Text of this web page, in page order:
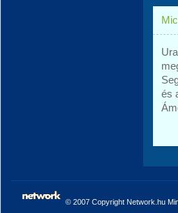
és
© 2007 Copyright Network.hu